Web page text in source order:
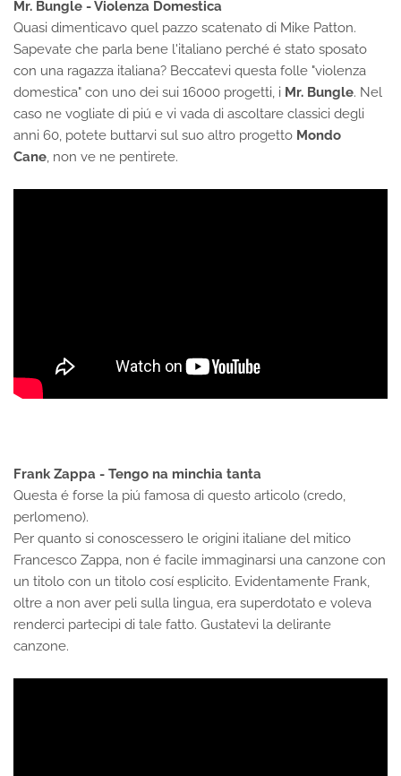
Mr. Bungle - Violenza Domestica
Quasi dimenticavo quel pazzo scatenato di Mike Patton.
Sapevate che parla bene l'italiano perché é stato sposato
con una ragazza italiana? Beccatevi questa folle "violenza
domestica" con uno dei sui 16000 progetti, i Mr. Bungle. Nel
caso ne vogliate di piú e vi vada di ascoltare classici degli
anni 60, potete buttarvi sul suo altro progetto Mondo
Cane, non ve ne pentirete.
Frank Zappa - Tengo na minchia tanta
Questa é forse la piú famosa di questo articolo (credo,
perlomeno).
Per quanto si conoscessero le origini italiane del mitico
Francesco Zappa, non é facile immaginarsi una canzone con
un titolo con un titolo cosí esplicito. Evidentamente Frank,
oltre a non aver peli sulla lingua, era superdotato e voleva
renderci partecipi di tale fatto. Gustatevi la delirante
canzone.